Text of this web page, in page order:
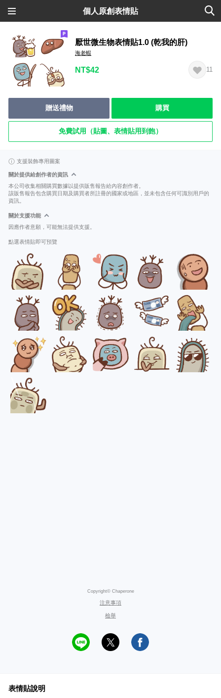
個人原創表情貼
厭世微生物表情貼1.0 (乾我的肝)
海老蝦
NT$42 11
贈送禮物 購買
免費試用（貼圖、表情貼用到飽）
支援裝飾專用圖案
關於提供給創作者的資訊
本公司收集相關購買數據以提供販售報告給內容創作者。
該販售報告包含購買日期及購買者所註冊的國家或地區，並未包含任何可識別用戶的
資訊。
關於支援功能
因應作者意願，可能無法提供支援。
點選表情貼即可預覽
Copyright© Chaperone
注意事項
檢舉
表情貼說明